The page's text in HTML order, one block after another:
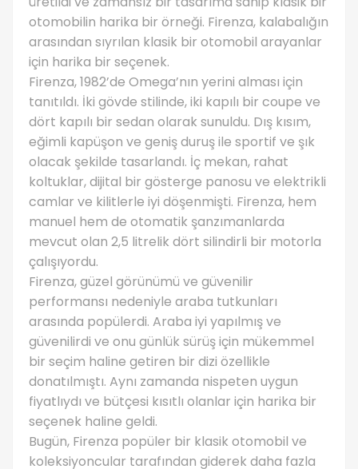
otomobilin harika bir örneği. Firenza, kalabalığın
arasından sıyrılan klasik bir otomobil arayanlar
için harika bir seçenek.
Firenza, 1982’de Omega’nın yerini alması için
tanıtıldı. İki gövde stilinde, iki kapılı bir coupe ve
dört kapılı bir sedan olarak sunuldu. Dış kısım,
eğimli kapüşon ve geniş duruş ile sportif ve şık
olacak şekilde tasarlandı. İç mekan, rahat
koltuklar, dijital bir gösterge panosu ve elektrikli
camlar ve kilitlerle iyi döşenmişti. Firenza, hem
manuel hem de otomatik şanzımanlarda
mevcut olan 2,5 litrelik dört silindirli bir motorla
çalışıyordu.
Firenza, güzel görünümü ve güvenilir
performansı nedeniyle araba tutkunları
arasında popülerdi. Araba iyi yapılmış ve
güvenilirdi ve onu günlük sürüş için mükemmel
bir seçim haline getiren bir dizi özellikle
donatılmıştı. Aynı zamanda nispeten uygun
fiyatlıydı ve bütçesi kısıtlı olanlar için harika bir
seçenek haline geldi.
Bugün, Firenza popüler bir klasik otomobil ve
koleksiyoncular tarafından giderek daha fazla